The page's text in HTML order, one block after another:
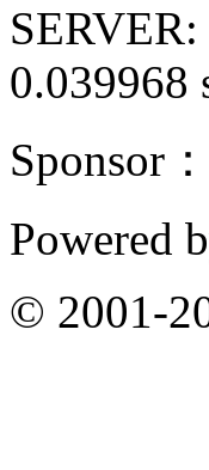
0.039968
Sponsor：
Powered
© 2001-